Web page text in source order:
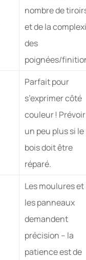
nombre de
et de la
des
poignées/
Parfait pour
s’exprimer côté
couleur ! Prévoir
un peu plus si le
bois doit être
réparé.
Les moulures et
les panneaux
demandent
précision – la
patience est de